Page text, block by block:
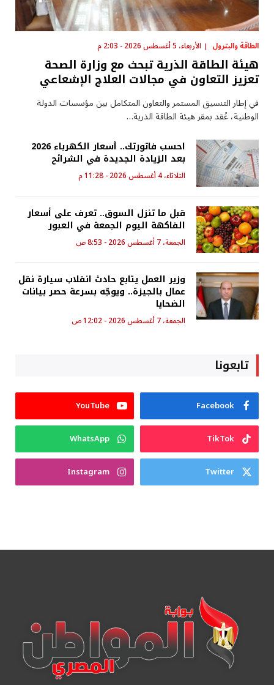
الطاقة والبترول الأربعاء، 5 أغسطس 2026 - 2:03 م
هيئة الطاقة الذرية تبحث مع وزارة الصحة
تعزيز التعاون في مجالات العلاج الإشعاعي
في إطار التنسيق المستمر والتعاون المتكامل بين مؤسسات الدولة
الوطنية، عُقد بمقر هيئة الطاقة الذرية…
احسب فاتورتك.. أسعار الكهرباء 2026
بعد الزيادة الجديدة في الشرائح
الثلاثاء، 4 أغسطس 2026 - 11:28 م
قبل ما تنزل السوق.. تعرف على أسعار
الفاكهة اليوم الجمعة في العبور
الجمعة، 7 أغسطس 2026 - 8:53 ص
وزير العمل يتابع حادث انقلاب سيارة نقل
عمال بالجيزة.. ويوجّه بسرعة حصر بيانات
الضحايا
الجمعة، 7 أغسطس 2026 - 12:02 ص
تابعونا
Facebook
YouTube
TikTok
WhatsApp
Twitter
Instagram